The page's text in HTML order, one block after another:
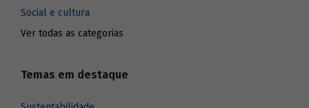
Social e cultura
Ver todas as categorias
Temas em destaque